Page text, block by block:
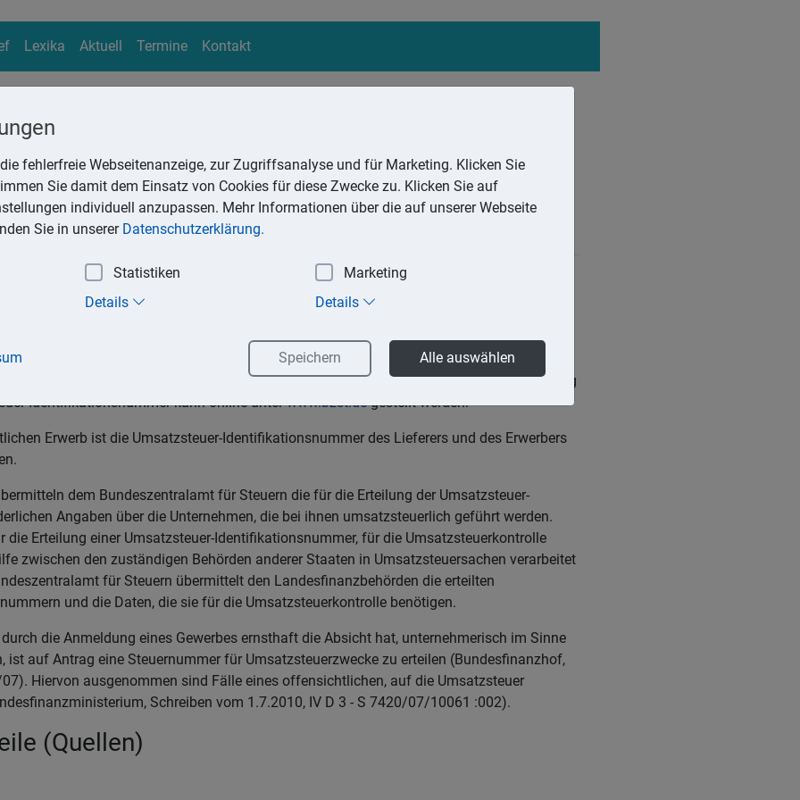
Lexika Aktuell Termine Kontakt
Suchen
hat eine Überwachungsfunktion. Sie dient dem Datenaustausch zwischen den
Versteuerung der innergemeinschaftlichen Erwerbe sicher stellen.
erteilt Unternehmern auf Antrag eine Umsatzsteuer-Identifikationsnummer. Der Antrag
Identifikationsnummer kann online unterwww.bzst.degestellt werden.
Erwerb ist die Umsatzsteuer-Identifikationsnummer des Lieferers und des Erwerbers
dem Bundeszentralamt für Steuern die für die Erteilung der Umsatzsteuer-
Angaben über die Unternehmen, die bei ihnen umsatzsteuerlich geführt werden.
die Erteilung einer Umsatzsteuer-Identifikationsnummer, für die Umsatzsteuerkontrolle
zwischen den zuständigen Behörden anderer Staaten in Umsatzsteuersachen verarbeitet
für Steuern übermittelt den Landesfinanzbehörden die erteilten
und die Daten, die sie für die Umsatzsteuerkontrolle benötigen.
die Anmeldung eines Gewerbes ernsthaft die Absicht hat, unternehmerisch im Sinne
ist auf Antrag eine Steuernummer für Umsatzsteuerzwecke zu erteilen (Bundesfinanzhof,
Hiervon ausgenommen sind Fälle eines offensichtlichen, auf die Umsatzsteuer
Schreiben vom 1.7.2010, IV D 3 - S 7420/07/10061 :002).
(Quellen)
fehlerfreie Webseitenanzeige, zur Zugriffsanalyse und für Marketing. Klicken Sie
Sie damit dem Einsatz von Cookies für diese Zwecke zu. Klicken Sie auf
individuell anzupassen. Mehr Informationen über die auf unserer Webseite
Sie in unserer Datenschutzerklärung.
Statistiken
Marketing
Details Details
Speichern Alle auswählen